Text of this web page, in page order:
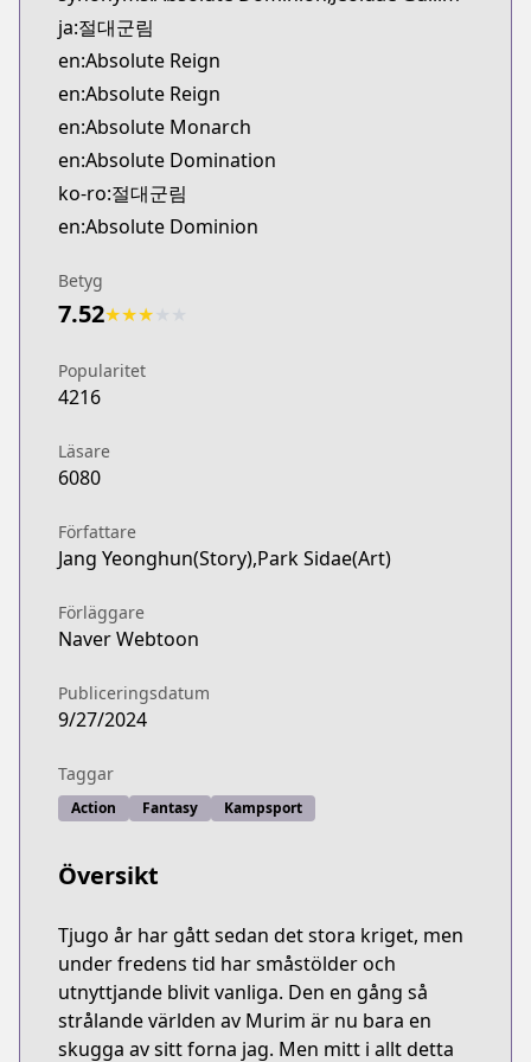
Official English
https://www.webtoons.com/en/action/absolute-
ja:절대군림
en:Absolute Reign
en:Absolute Reign
en:Absolute Monarch
en:Absolute Domination
ko-ro:절대군림
en:Absolute Dominion
Betyg
7.52★★★
Popularitet
4216
Läsare
6080
Författare
Jang Yeonghun(Story),Park Sidae(Art)
Förläggare
Naver Webtoon
Publiceringsdatum
9/27/2024
Taggar
Action Fantasy Kampsport
Översikt
Tjugo år har gått sedan det stora kriget, men
under fredens tid har småstölder och
utnyttjande blivit vanliga. Den en gång så
strålande världen av Murim är nu bara en
skugga av sitt forna jag. Men mitt i allt detta